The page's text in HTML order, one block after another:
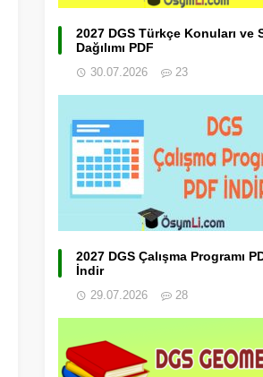
2027 DGS Türkçe Konuları ve
Dağılımı PDF
30.07.2026 23
2027 DGS Çalışma Programı
İndir
29.07.2026 28